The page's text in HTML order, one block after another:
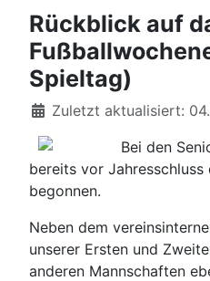
Rückblick auf
Spieltag)
DetailsZuletzt aktualisiert:
Bei den
bereits vor Jahresschluss
begonnen.
Neben dem
unserer Ersten und
anderen Mannschaften